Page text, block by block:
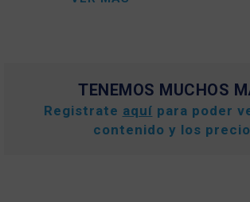
TENEMOS MUCHOS
Registrate aquí para poder
contenido y los